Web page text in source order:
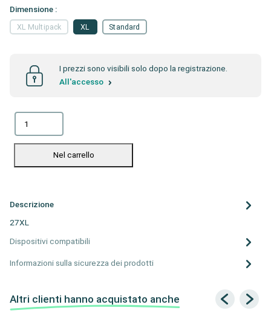
Dimensione :
Standard
XL Multipack XL
I prezzi sono visibili solo dopo la registrazione.
All'accesso
Nel carrello
Descrizione
27XL
Dispositivi compatibili
Informazioni sulla sicurezza dei prodotti
Altri clienti hanno acquistato anche